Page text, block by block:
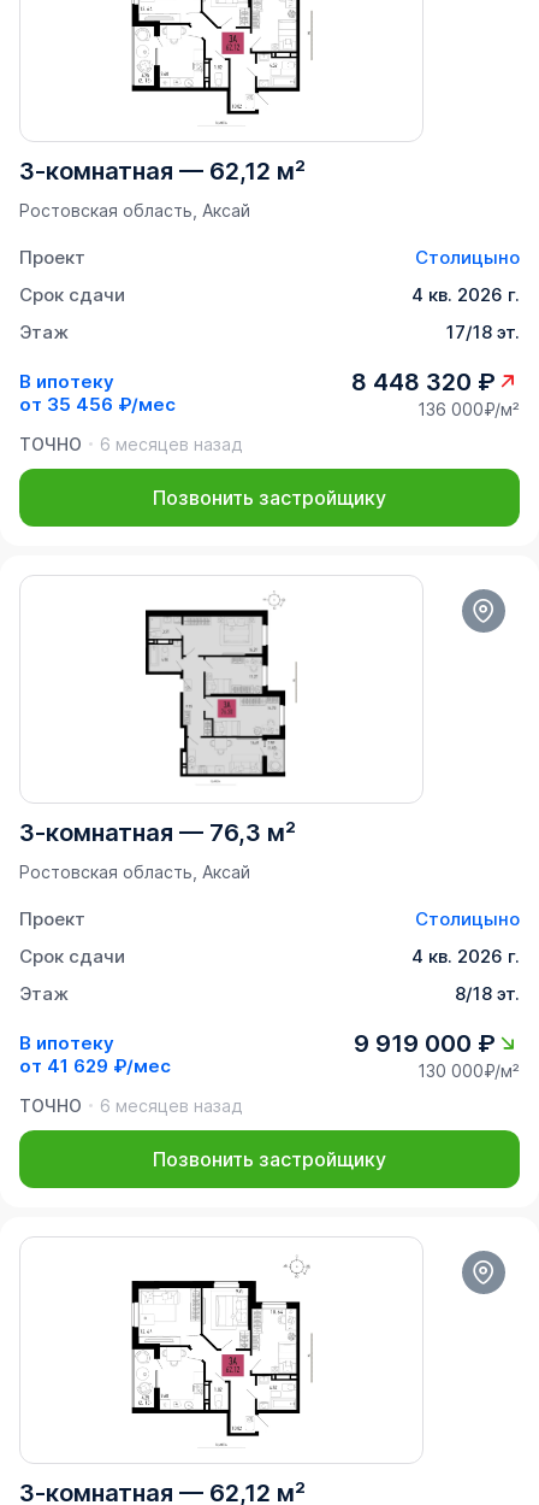
3-комнатная — 62,12 м²
Ростовская область, Аксай
Проект
Столицыно
Срок сдачи
4 кв. 2026 г.
Этаж
17/18 эт.
В ипотеку
от 35 456 ₽/мес
8 448 320 ₽
136 000₽/м²
ТОЧНО
6 месяцев назад
Позвонить застройщику
3-комнатная — 76,3 м²
Ростовская область, Аксай
Проект
Столицыно
Срок сдачи
4 кв. 2026 г.
Этаж
8/18 эт.
В ипотеку
от 41 629 ₽/мес
9 919 000 ₽
130 000₽/м²
ТОЧНО
6 месяцев назад
Позвонить застройщику
3-комнатная — 62,12 м²